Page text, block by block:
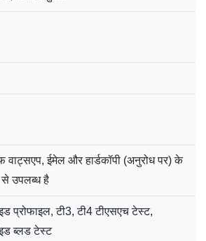
वाट्सएप, ईमेल और हार्डकॉपी (अनुरोध पर) के
से उपलब्ध है
प्रोफाइल, टी3, टी4 टीएसएच टेस्ट,
ब्लड टेस्ट